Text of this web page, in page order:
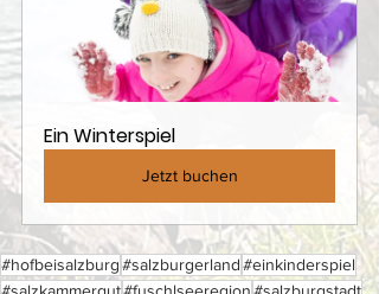
Ein Winterspiel
Jetzt buchen
#hofbeisalzburg#salzburgerland#einkinderspiel